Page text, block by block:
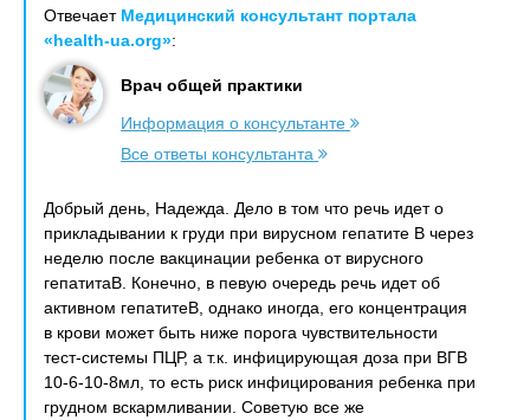
Отвечает Медицинский консультант портала
«health-ua.org»:
Врач общей практики
Информация о консультанте
Все ответы консультанта
Добрый день, Надежда. Дело в том что речь идет о
прикладывании к груди при вирусном гепатите В через
неделю после вакцинации ребенка от вирусного
гепатитаВ. Конечно, в певую очередь речь идет об
активном гепатитеВ, однако иногда, его концентрация
в крови может быть ниже порога чувствительности
тест-системы ПЦР, а т.к. инфицирующая доза при ВГВ
10-6-10-8мл, то есть риск инфицирования ребенка при
грудном вскармливании. Советую все же